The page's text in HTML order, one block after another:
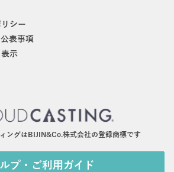
シー
表事項
示
ングはBIJIN&Co.株式会社の登録商標です
プ・ご利用ガイド